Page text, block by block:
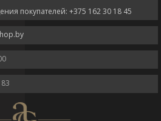
покупателей: +375 162 30 18 45